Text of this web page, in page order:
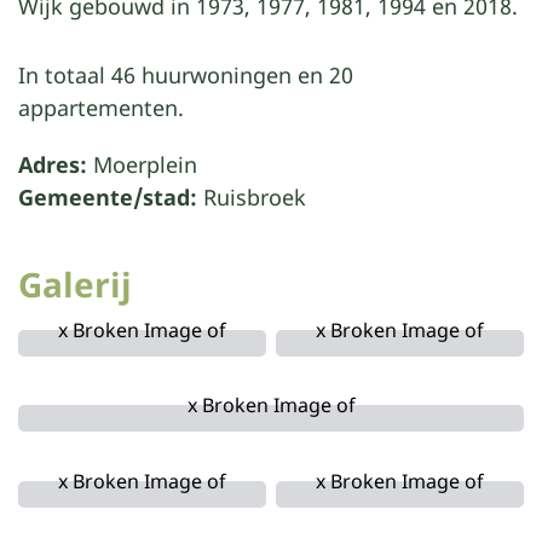
Wijk gebouwd in 1973, 1977, 1981, 1994 en 2018.
In totaal 46 huurwoningen en 20
appartementen.
Adres: Moerplein
Gemeente/stad: Ruisbroek
Galerij